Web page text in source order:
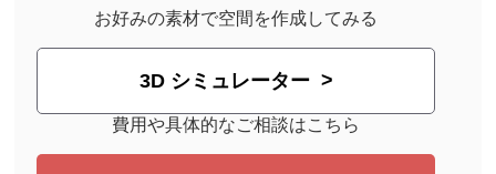
お好みの素材で空間を作成してみる
3D シミュレーター
費用や具体的なご相談はこちら